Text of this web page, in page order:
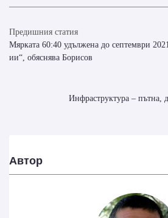
Предишния статия
Мярката 60:40 удължена до септември
ии“, обяснява Борисов
Инфраструктура – пътна,